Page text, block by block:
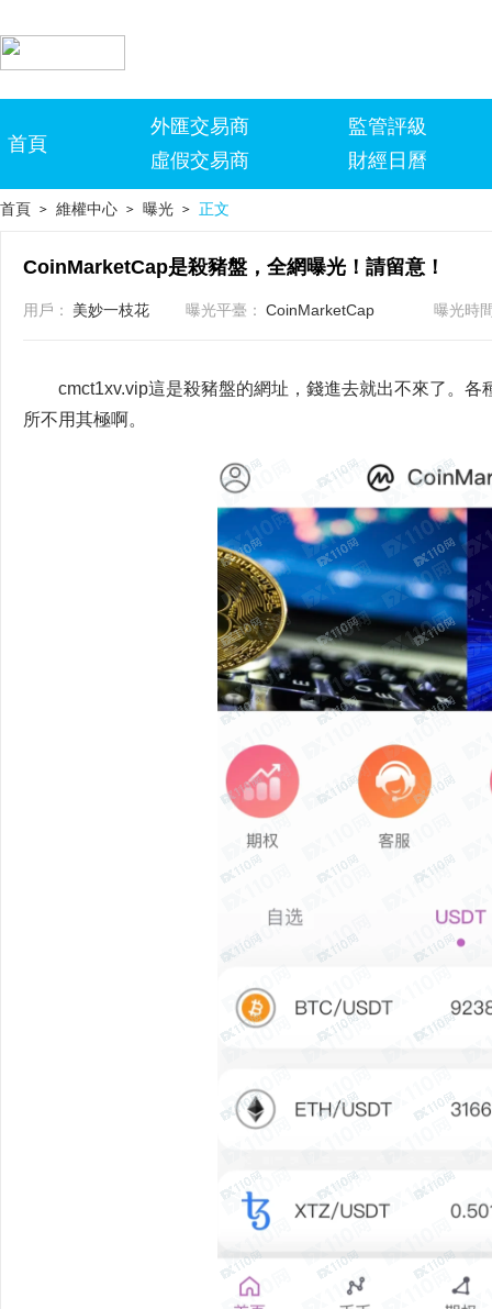
首頁
外匯交易商
虛假交易商
監管評級
財經日曆
首頁 > 維權中心 > 曝光 > 正文
CoinMarketCap是殺豬盤，全網曝光！請留意！
用戶： 美妙一枝花 曝光平臺： CoinMarketCap 曝光時
cmct1xv.vip這是殺豬盤的網址，錢進去就出不來了。
所不用其極啊。